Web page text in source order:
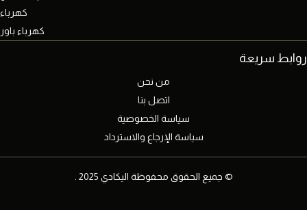
كهرباء
كهرباء باور
روابط سريعة
من نحن
اتصل بنا
سياسة الخصوصية
سياسة الإرجاع والاسترداد
© جميع الحقوق محفوظة اليكادي 2025 .